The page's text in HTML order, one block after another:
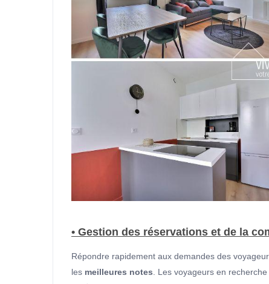
• Gestion des réservations et de la
Répondre rapidement aux demandes des
les meilleures notes . Les voyageurs en